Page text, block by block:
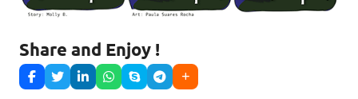
Share and Enjoy !